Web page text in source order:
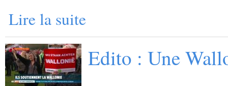
Lire la suite
Edito : Une